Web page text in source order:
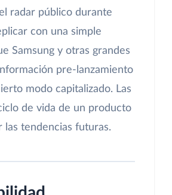
radar público durante
con una simple
Samsung y otras grandes
pre-lanzamiento
modo capitalizado. Las
de vida de un producto
las tendencias futuras.